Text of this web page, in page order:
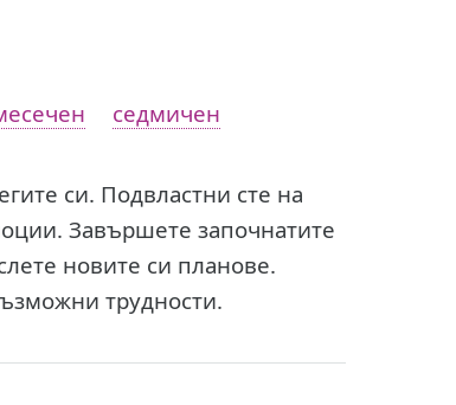
седмичен
си. Подвластни сте на
Завършете започнатите
новите си планове.
трудности.